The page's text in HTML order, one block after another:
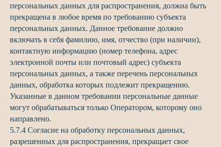
персональных данных для распространения, должна быть
прекращена в любое время по требованию субъекта
персональных данных. Данное требование должно
включать в себя фамилию, имя, отчество (при наличии),
контактную информацию (номер телефона, адрес
электронной почты или почтовый адрес) субъекта
персональных данных, а также перечень персональных
данных, обработка которых подлежит прекращению.
Указанные в данном требовании персональные данные
могут обрабатываться только Оператором, которому оно
направлено.
5.7.4 Согласие на обработку персональных данных,
разрешенных для распространения, прекращает свое